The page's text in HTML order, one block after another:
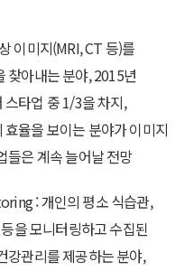
이미지(MRI, CT 등)를
찾아내는 분야, 2015년
타업 중 1/3을 차지,
율을 보이는 분야가 이미지
들은 계속 늘어날 전망
: 개인의 평소 식습관,
을 모니터링하고 수집된
강관리를 제공하는 분야,